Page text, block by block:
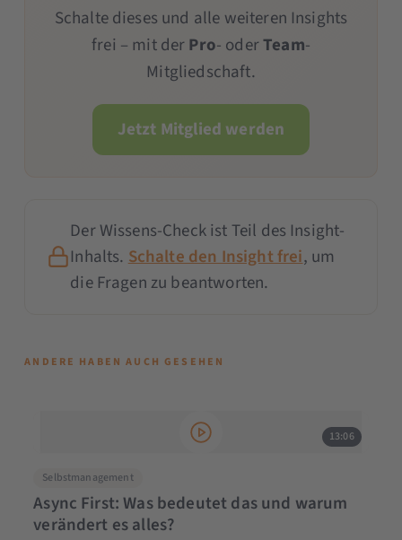
Schalte dieses und alle weiteren Insights
frei – mit derPro- oderTeam-
Mitgliedschaft.
Jetzt Mitglied werden
Der Wissens-Check ist Teil des Insight-
Inhalts. Schalte den Insight frei, um
die Fragen zu beantworten.
ANDERE HABEN AUCH GESEHEN
13:06
Selbstmanagement
Async First: Was bedeutet das und warum
verändert es alles?